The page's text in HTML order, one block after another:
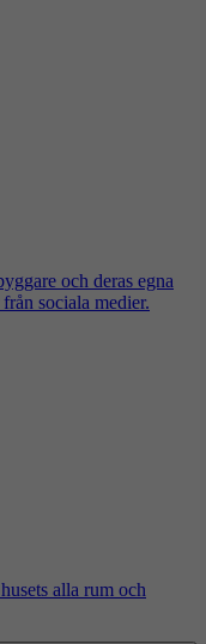
och deras egna
sociala medier.
alla rum och